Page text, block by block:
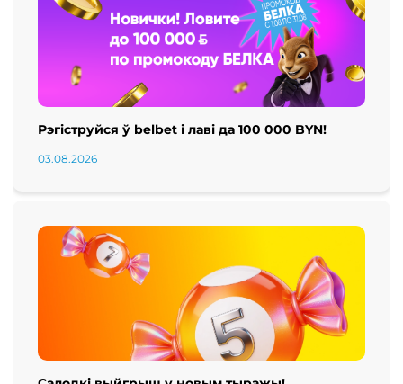
Рэгіструйся ў belbet і лаві да 100 000 BYN!
03.08.2026